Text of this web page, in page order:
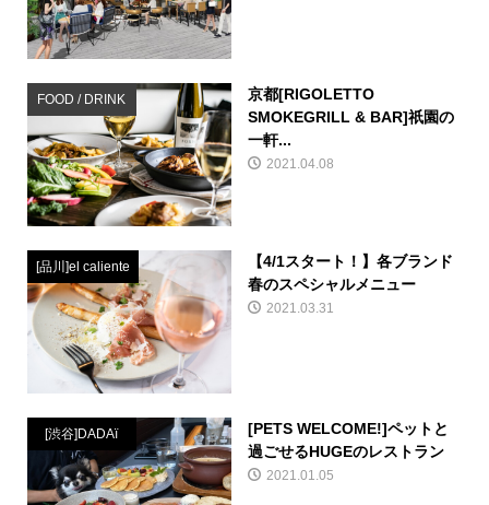
FOOD / DRINK
京都[RIGOLETTO
SMOKEGRILL & BAR]祇園の
一軒...
2021.04.08
[品川]el caliente
【4/1スタート！】各ブランド
春のスペシャルメニュー
2021.03.31
[渋谷]DADAï
[PETS WELCOME!]ペットと
過ごせるHUGEのレストラン
2021.01.05